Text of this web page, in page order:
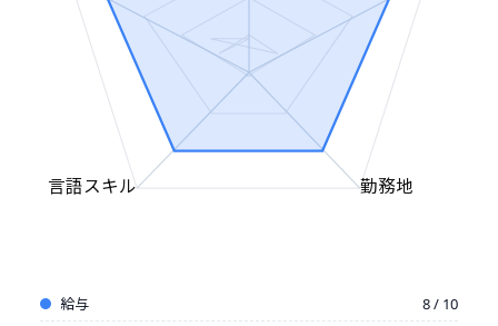
勤務地
言語スキル
給与
8 / 10